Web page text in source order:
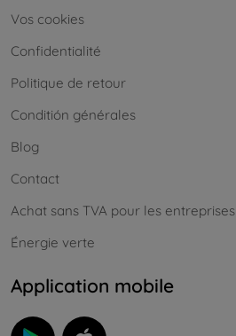
Vos cookies
Confidentialité
Politique de retour
Conditión générales
Blog
Contact
Achat sans TVA pour les entreprises
Énergie verte
Application mobile